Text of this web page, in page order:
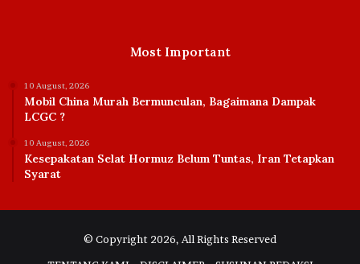
Most Important
10 August, 2026
Mobil China Murah Bermunculan, Bagaimana Dampak
LCGC ?
10 August, 2026
Kesepakatan Selat Hormuz Belum Tuntas, Iran Tetapkan
Syarat
© Copyright 2026, All Rights Reserved